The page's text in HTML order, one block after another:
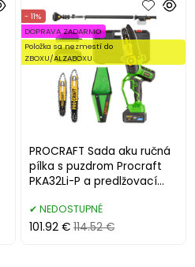
PROCRAFT Sada aku ručná
pílka s puzdrom Procraft
PKA32Li-P a predlžovací
- 11%
DOPRAVA ZADARMO
Položka sa nezmestí do
ZBOXU/ALZABOXU
NEDOSTUPNÉ
101.92 € 114.52 €